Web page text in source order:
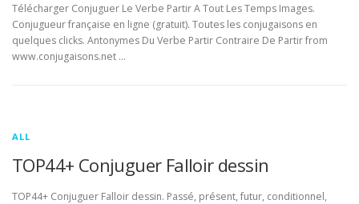
Télécharger Conjuguer Le Verbe Partir A Tout Les Temps Images.
Conjugueur française en ligne (gratuit). Toutes les conjugaisons en
quelques clicks. Antonymes Du Verbe Partir Contraire De Partir from
www.conjugaisons.net …
ALL
TOP44+ Conjuguer Falloir dessin
TOP44+ Conjuguer Falloir dessin. Passé, présent, futur, conditionnel,